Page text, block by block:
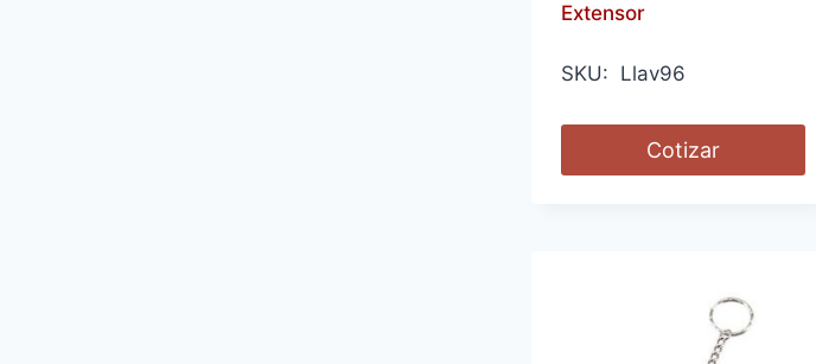
Extensor
SKU: Llav96
Cotizar